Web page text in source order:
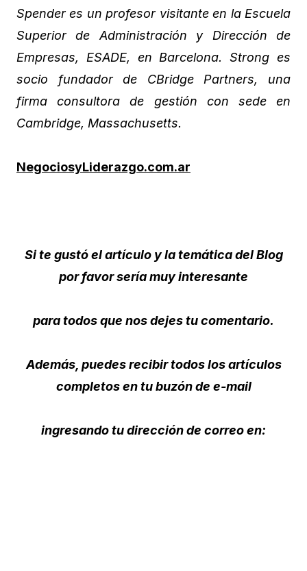
Spender es un profesor visitante en la Escuela
Superior de Administración y Dirección de
Empresas, ESADE, en Barcelona. Strong es
socio fundador de CBridge Partners, una
firma consultora de gestión con sede en
Cambridge, Massachusetts.
NegociosyLiderazgo.com.ar
Si te gustó el artículo y la temática del Blog
por favor sería muy interesante
para todos que nos dejes tu comentario.
Además, puedes recibir todos los artículos
completos en tu buzón de e-mail
ingresando tu dirección de correo en: